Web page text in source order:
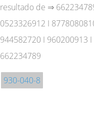
resultado de ⇒
0523326912 I
944582720 I 960200913 I
662234789
930-040-8